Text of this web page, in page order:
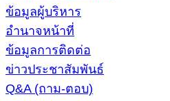
ข้อมูลผู้บริหาร
อำนาจหน้าที่
ข้อมูลการติดต่อ
ข่าวประชาสัมพันธ์
Q&A (ถาม-ตอบ)